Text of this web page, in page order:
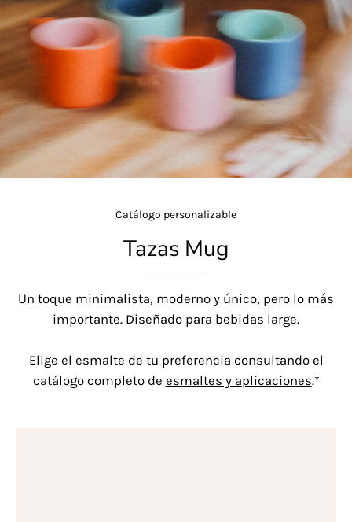
Catálogo personalizable
Tazas Mug
Un toque minimalista, moderno y único, pero lo más
importante. Diseñado para bebidas large.
Elige el esmalte de tu preferencia consultando el
catálogo completo de esmaltes y aplicaciones.*